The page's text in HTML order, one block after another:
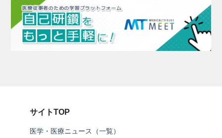
サイトTOP
医学・医療ニュース（一覧）